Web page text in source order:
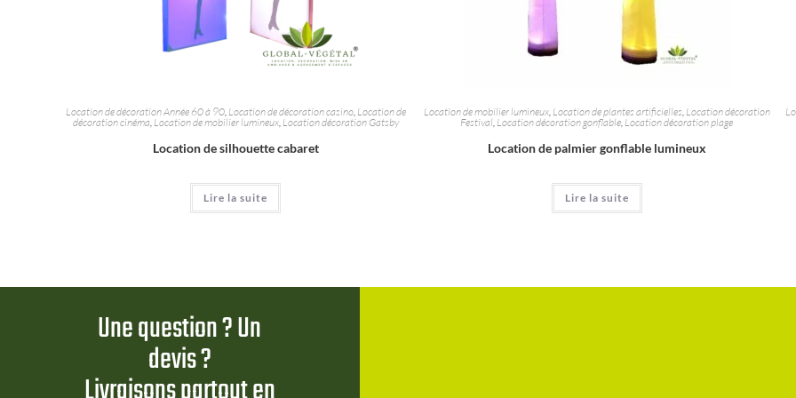
Location de décoration Année 60 à 90, Location de décoration casino, Location de
décoration cinéma, Location de mobilier lumineux, Location décoration Gatsby
Location de silhouette cabaret
Lire la suite
Location de mobilier lumineux, Location de plantes artificielles, Location décoration
Festival, Location décoration gonflable, Location décoration plage
Location de palmier gonflable lumineux
Lire la suite
Une question ? Un
devis ?